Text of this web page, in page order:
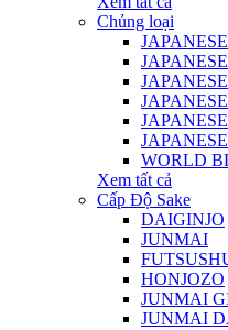
Chủng loại
WORLD
Xem tất cả
Cấp Độ Sake
DAIGINJO
JUNMAI
HONJOZO
JUNMAI
JUNMAI